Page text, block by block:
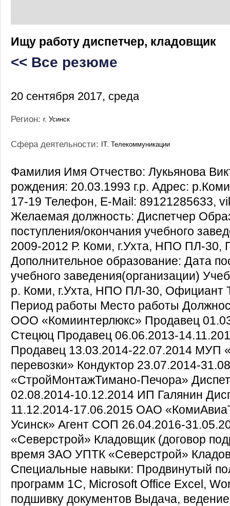
Ищу работу диспетчер, кладовщик
<< Все резюме
20 сентября 2017, среда
Регион: г. Усинск
Сфера деятельности: IT. Телекоммуникации
Фамилия Имя Отчество: Лукьянова
рождения: 20.03.1993 г.р. Адрес:
17-19 Телефон, E-Mail: 89121285633,
Желаемая должность: Диспетчер
поступления/окончания учебного
2009-2012 Р. Коми, г.Ухта, НПО ПЛ-30,
Дополнительное образование: Дата
учебного заведения(организации)
р. Коми, г.Ухта, НПО ПЛ-30, Официант
Период работы Место работы
ООО «Комиинтерлюкс» Продавец
Стецюц Продавец 06.06.2013-
Продавец 13.03.2014-22.07.2014 МУП
перевозки» Кондуктор 23.07.2014-
«СтройМонтажТимано-Печора»
02.08.2014-10.12.2014 ИП Галянин
11.12.2014-17.06.2015 ОАО
Усинск» Агент СОП 26.04.2016-
«Северстрой» Кладовщик (договор
время ЗАО УПТК «Северстрой»
Специальные навыки: Продвинутый
программ 1С, Microsoft Office Excel,
подшивку документов Выдача,